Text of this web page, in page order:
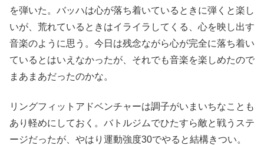
を弾いた。バッハは心が落ち着いているときに弾くと楽し
いが、荒れているときはイライラしてくる、心を映し出す
音楽のように思う。今日は残念ながら心が完全に落ち着い
ているとはいえなかったが、それでも音楽を楽しめたので
まあまあだったのかな。
リングフィットアドベンチャーは調子がいまいちなことも
あり軽めにしておく。バトルジムでひたすら敵と戦うステ
ージだったが、やはり運動強度30でやると結構きつい。